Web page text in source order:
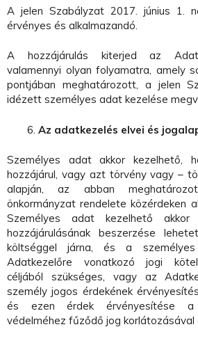
A jelen Szabályzat 2017. június 1.
érvényes és alkalmazandó.
A hozzájárulás kiterjed az
valamennyi olyan folyamatra, amely
pontjában meghatározott, a jelen
idézett személyes adat kezelése
Az adatkezelés elvei és
Személyes adat akkor kezelhető,
hozzájárul, vagy azt törvény vagy –
alapján, az abban
önkormányzat rendelete közérdeken
Személyes adat kezelhető
hozzájárulásának beszerzése
költséggel járna, és a
Adatkezelőre vonatkozó jogi
céljából szükséges, vagy az
személy jogos érdekének
és ezen érdek érvényesítése a
védelméhez fűződő jog korlátozásával